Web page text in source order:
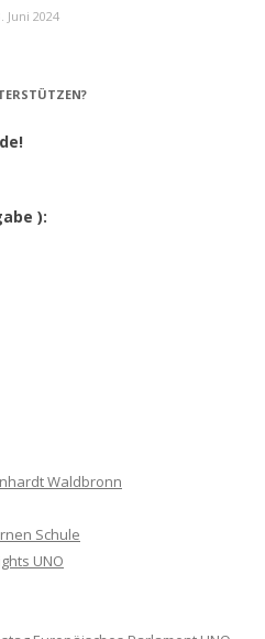
Juni 2024
):
Waldbronn
Schule
UNO